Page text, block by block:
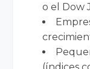
o el Dow